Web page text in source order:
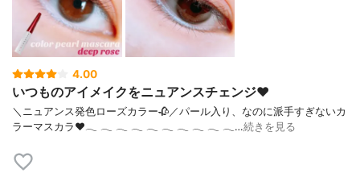
4.00
いつものアイメイクをニュアンスチェンジ❤
＼ニュアンス発色ローズカラー‪🥀‬／パール入り、なのに派手すぎないカ
ラーマスカラ♥‪𓂃‬ ‪𓂃‬ ‪𓂃‬ ‪𓂃‬ ‪𓂃‬ ‪𓂃‬ ‪𓂃‬ ‪𓂃‬ ‪𓂃‬ ‪𓂃‬…続きを見る